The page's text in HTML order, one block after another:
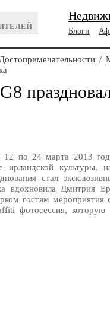
Блоги
Достопримечательности /
12 по 24 марта 2013
ирландской культуры,
стал
вдохновила Дмитрия
гостям мероприятия
фотосессия, которую